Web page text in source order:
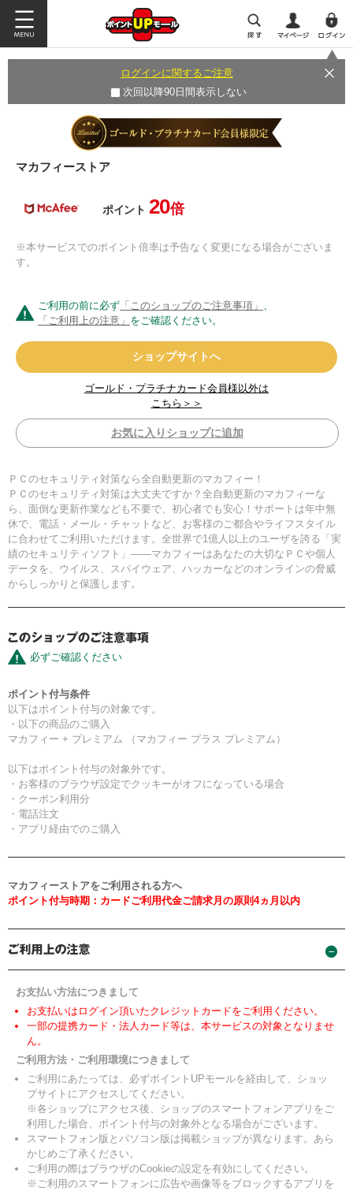
ログインに関するご注意
次回以降90日間表示しない
マカフィーストア
ポイント 20倍
※本サービスでのポイント倍率は予告なく変更になる場合がございま
す。
ご利用の前に必ず 「このショップのご注意事項」 、
「ご利用上の注意」 をご確認ください。
ショップサイトへ
ゴールド・プラチナカード会員様以外は
こちら＞＞
お気に入りショップに追加
ＰＣのセキュリティ対策なら全自動更新のマカフィー！
ＰＣのセキュリティ対策は大丈夫ですか？全自動更新のマカフィーな
ら、面倒な更新作業なども不要で、初心者でも安心！サポートは年中無
休で、電話・メール・チャットなど、お客様のご都合やライフスタイル
に合わせてご利用いただけます。全世界で1億人以上のユーザを誇る「実
績のセキュリティソフト」――マカフィーはあなたの大切なＰＣや個人
データを、ウイルス、スパイウェア、ハッカーなどのオンラインの脅威
からしっかりと保護します。
必ずご確認ください
ポイント付与条件
以下はポイント付与の対象です。
・以下の商品のご購入
マカフィー + プレミアム （マカフィー プラス プレミアム）
以下はポイント付与の対象外です。
・お客様のブラウザ設定でクッキーがオフになっている場合
・クーポン利用分
・電話注文
・アプリ経由でのご購入
マカフィーストアをご利用される方へ
ポイント付与時期：カードご利用代金ご請求月の原則4ヵ月以内
お支払い方法につきまして
お支払いはログイン頂いたクレジットカードをご利用ください。
一部の提携カード・法人カード等は、本サービスの対象となりませ
ん。
ご利用方法・ご利用環境につきまして
ご利用にあたっては、必ずポイントUPモールを経由して、ショッ
プサイトにアクセスしてください。
※各ショップにアクセス後、ショップのスマートフォンアプリをご
利用した場合、ポイント付与の対象外となる場合がございます。
スマートフォン版とパソコン版は掲載ショップが異なります。あら
かじめご了承ください。
ご利用の際はブラウザのCookieの設定を有効にしてください。
※ご利用のスマートフォンに広告や画像等をブロックするアプリを